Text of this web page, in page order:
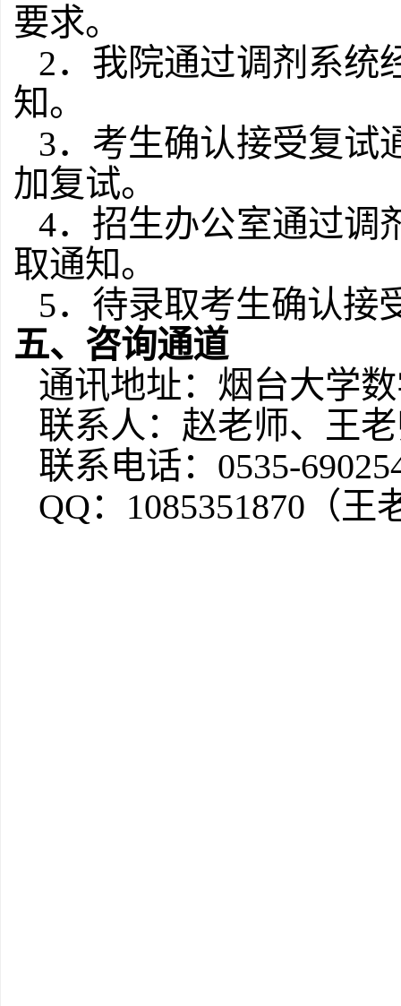
要求。
2．我院通过调剂系统
知。
3．考生确认接受复试
加复试。
4．招生办公室通过调
取通知。
5． 待录取考生确认接
五、咨询通道
通讯地址：烟台大学
联系人：赵老师、 王
联系电话： 0535-
QQ： 1085351870（王